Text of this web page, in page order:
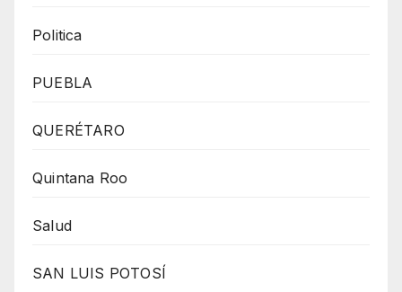
Politica
PUEBLA
QUERÉTARO
Quintana Roo
Salud
SAN LUIS POTOSÍ